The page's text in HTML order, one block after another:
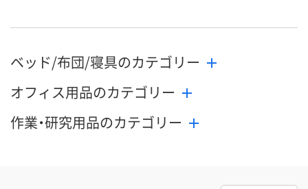
ベッド/布団/寝具のカテゴリー
オフィス用品のカテゴリー
作業・研究用品のカテゴリー